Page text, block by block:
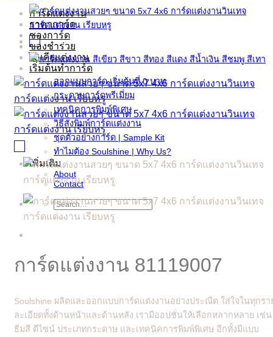
การ์ดแต่งงาน
ราคาการ์ด
ซองการ์ด
ของชำร่วย
ไอเดียแต่งงาน
เริ่มต้นทำการ์ด
ออกแบบการ์ด เริ่มต้นที่ 0 บาท
กระดาษการ์ดพรีเมี่ยม
เทคนิคการพิมพ์พิเศษ
วิธีสั่งพิมพ์การ์ดแต่งงาน
ชุดตัวอย่างการ์ด | Sample Kit
ทำไมต้อง Soulshine | Why Us?
เพิ่มเติม
About
Contact
Search
for:
การ์ดแต่งงาน 81119007
Soulshine ผลิตและออกแบบการ์ดแต่งงานอย่างประณีต ใส่ใจในทุกรา
ละเอียดทั้งด้านหน้าและด้านหลัง เรามีออปชั่นให้เลือกหลากหลาย เช่น
ธีมสี ดีไซน์ ประเภทกระดาษ และเทคนิคการพิมพ์พิเศษ อีกทั้งมีแบบ